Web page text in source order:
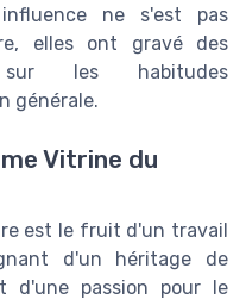
ne s'est pas
elles ont gravé des
sur les habitudes
générale.
Vitrine du
est le fruit d'un travail
d'un héritage de
d'une passion pour le